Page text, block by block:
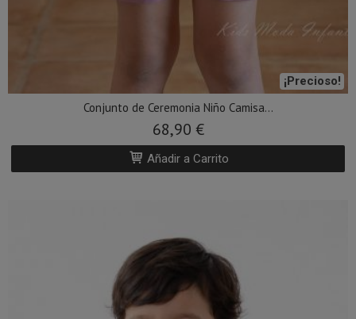
¡Precioso!
Conjunto de Ceremonia Niño Camisa...
68,90 €
Añadir a Carrito